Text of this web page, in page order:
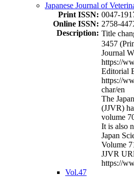
Japanese Journal of
Print ISSN: 0047-
Online ISSN: 2758-
Description: Title
3457
Journal
https://
Editorial
https://
char/en
The
(JJVR)
volume
It is also
Japan
Volume
JJVR
https://
Vol.47